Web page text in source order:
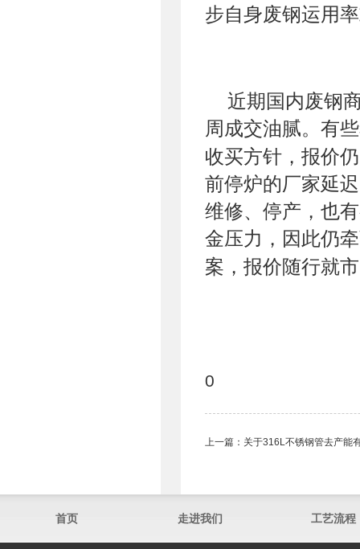
步自身废钢运用
近期国内废钢
周成交油腻。有些
收买方针，报价
前停炉的厂家延
维修、停产，也
金压力，因此仍
案，报价随行就
0
上一篇： 关于316L不锈钢管​去产能
首页 走进我们 工艺流程